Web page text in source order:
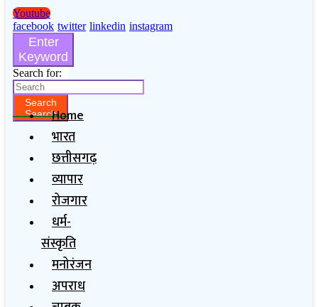
Youtube
facebook twitter linkedin instagram
Enter
Keyword
Search for:
Search
SearchHome
भारत
छत्तीसगढ़
व्यापार
रोजगार
धर्म-
संस्कृति
मनोरंजन
अपराध